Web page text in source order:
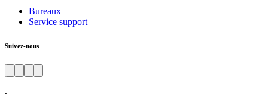
Bureaux
Service support
Suivez-nous